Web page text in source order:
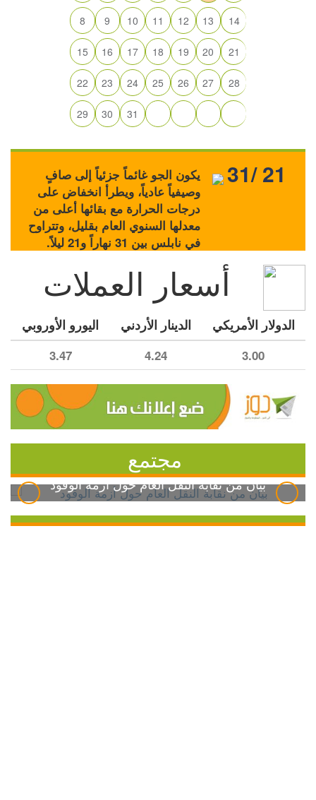
8 9 10 11 12 13 14
15 16 17 18 19 20 21
22 23 24 25 26 27 28
29 30 31
يكون الجو غائماً جزئياً إلى صافٍ
وصيفياً عادياً، ويطرأ انخفاض على
درجات الحرارة مع بقائها أعلى من
معدلها السنوي العام بقليل، وتتراوح
في نابلس بين 31 نهاراً و21 ليلاً.
31/ 21
أسعار العملات
الدولار الأمريكي الدينار الأردني اليورو الأوروبي
3.00
4.24
3.47
مجتمع
بيان من نقابة النقل العام حول أزمة الوقود